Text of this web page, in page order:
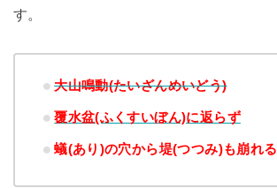
す。
大山鳴動(たいざんめいどう)
覆水盆(ふくすいぼん)に返らず
蟻(あり)の穴から堤(つつみ)も崩れる